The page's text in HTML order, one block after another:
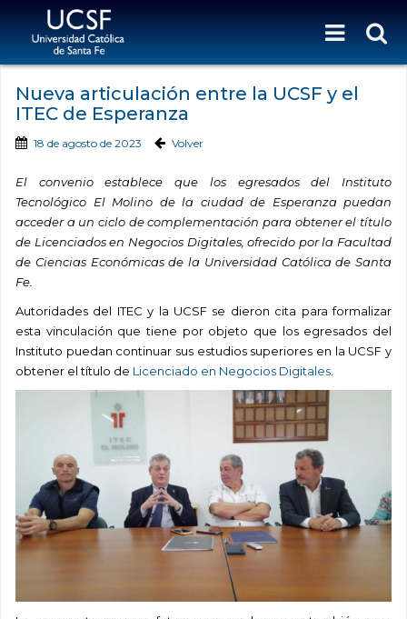
Nueva articulación entre la UCSF y el
ITEC de Esperanza
18 de agosto de 2023 Volver
El convenio establece que los egresados del Instituto
Tecnológico El Molino de la ciudad de Esperanza puedan
acceder a un ciclo de complementación para obtener el título
de Licenciados en Negocios Digitales, ofrecido por la Facultad
de Ciencias Económicas de la Universidad Católica de Santa
Fe.
Autoridades del ITEC y la UCSF se dieron cita para formalizar
esta vinculación que tiene por objeto que los egresados del
Instituto puedan continuar sus estudios superiores en la UCSF y
obtener el título de Licenciado en Negocios Digitales